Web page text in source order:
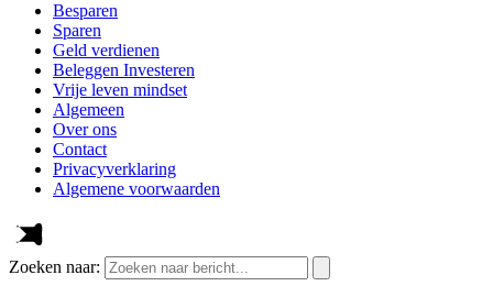
Besparen
Sparen
Geld verdienen
Beleggen Investeren
Vrije leven mindset
Algemeen
Over ons
Contact
Privacyverklaring
Algemene voorwaarden
Zoeken naar: